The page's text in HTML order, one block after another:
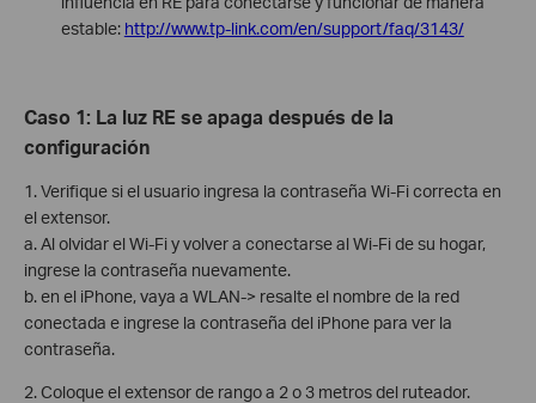
estable: http://www.tp-link.com/en/support/faq/3143/
Caso 1: La luz RE se apaga después de la
configuración
1. Verifique si el usuario ingresa la contraseña Wi-Fi correcta en
el extensor.
a. Al olvidar el Wi-Fi y volver a conectarse al Wi-Fi de su hogar,
ingrese la contraseña nuevamente.
b. en el iPhone, vaya a WLAN-> resalte el nombre de la red
conectada e ingrese la contraseña del iPhone para ver la
contraseña.
2. Coloque el extensor de rango a 2 o 3 metros del ruteador.